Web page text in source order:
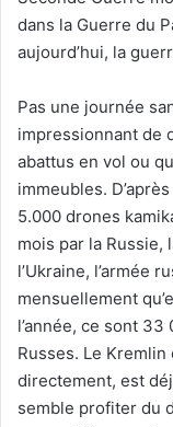
dans la Guerre du
aujourd’hui, la
Pas une journée
impressionnant de
abattus en vol ou
immeubles.
5.000 drones
mois par la Russie,
l’Ukraine, l’armée
mensuellement
l’année, ce sont
Russes. Le Kremlin
directement, est
semble profiter du